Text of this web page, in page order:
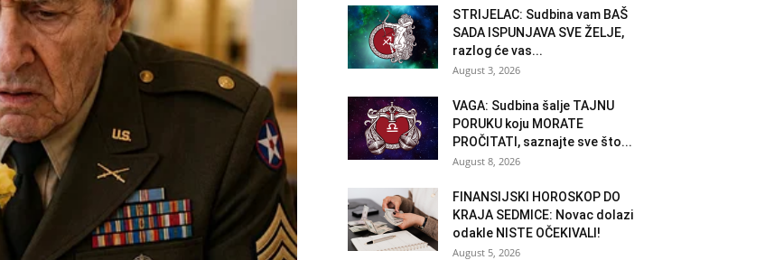
STRIJELAC: Sudbina vam BAŠ
SADA ISPUNJAVA SVE ŽELJE,
razlog će vas...
August 3, 2026
VAGA: Sudbina šalje TAJNU
PORUKU koju MORATE
PROČITATI, saznajte sve što...
August 8, 2026
FINANSIJSKI HOROSKOP DO
KRAJA SEDMICE: Novac dolazi
odakle NISTE OČEKIVALI!
August 5, 2026